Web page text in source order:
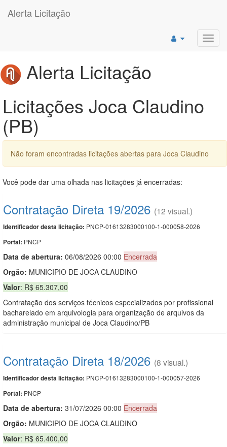
Alerta Licitação
Alerta Licitação
Licitações Joca Claudino
(PB)
Não foram encontradas licitações abertas para Joca Claudino
Você pode dar uma olhada nas licitações já encerradas:
Contratação Direta 19/2026 (12 visual.)
Identificador desta licitação: PNCP-01613283000100-1-000058-2026
Portal: PNCP
Data de abertura: 06/08/2026 00:00 Encerrada
Orgão: MUNICIPIO DE JOCA CLAUDINO
Valor: R$ 65.307,00
Contratação dos serviços técnicos especializados por profissional
bacharelado em arquivologia para organização de arquivos da
administração municipal de Joca Claudino/PB
Contratação Direta 18/2026 (8 visual.)
Identificador desta licitação: PNCP-01613283000100-1-000057-2026
Portal: PNCP
Data de abertura: 31/07/2026 00:00 Encerrada
Orgão: MUNICIPIO DE JOCA CLAUDINO
Valor: R$ 65.400,00